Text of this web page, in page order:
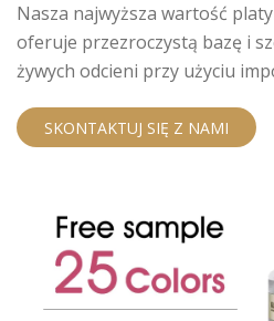
Nasza najwyższa wartość
oferuje przezroczystą bazę i
żywych odcieni przy użyciu
SKONTAKTUJ SIĘ Z NAMI